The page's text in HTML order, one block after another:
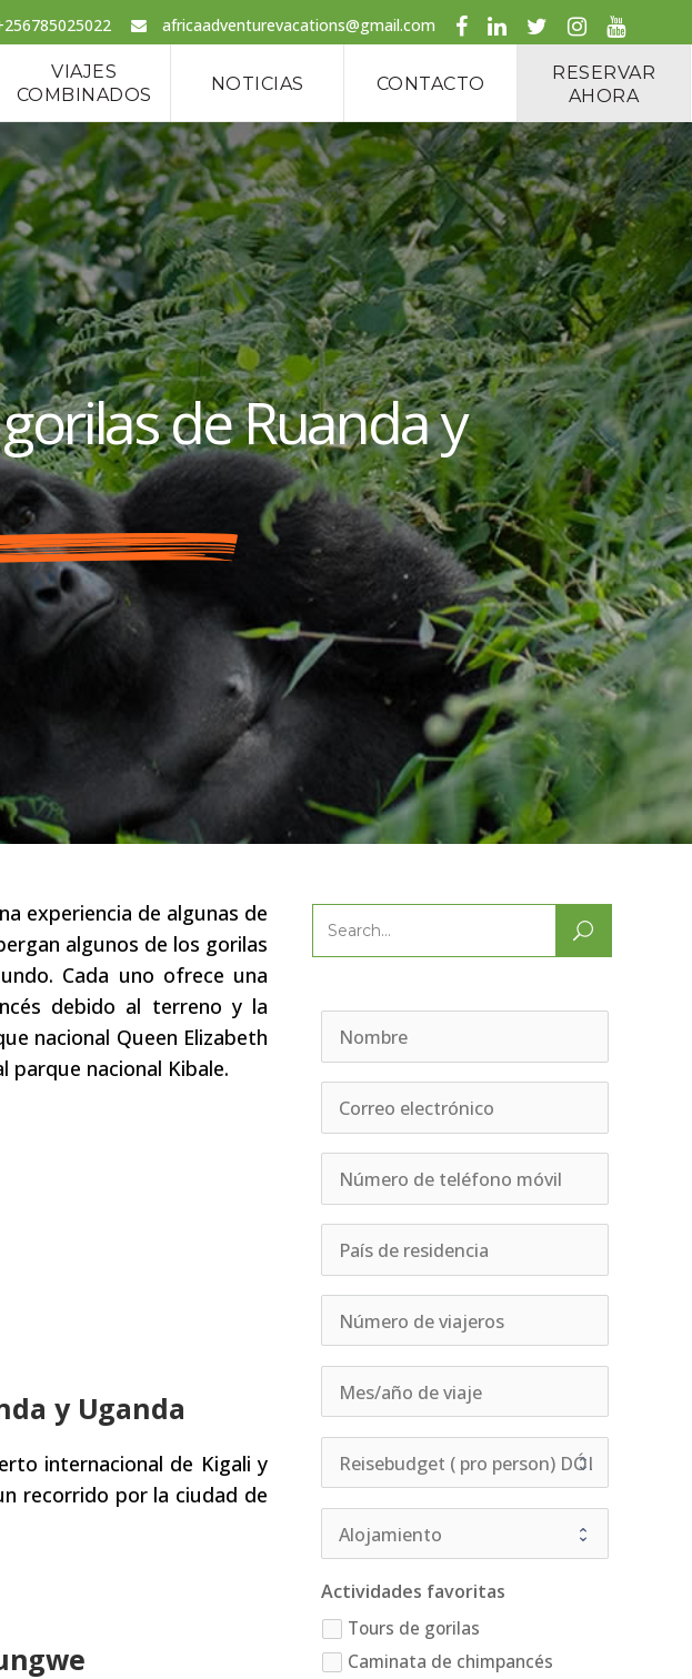
africaadventurevacations@gmail.com
VIAJES
COMBINADOS
NOTICIAS CONTACTO
RESERVAR
AHORA
de Ruanda y
experiencia de algunas de
algunos de los gorilas
Cada uno ofrece una
debido al terreno y la
nacional Queen Elizabeth
parque nacional Kibale.
y Uganda
internacional de Kigali y
recorrido por la ciudad de
Search
Actividades favoritas
Tours de gorilas
Caminata de chimpancés